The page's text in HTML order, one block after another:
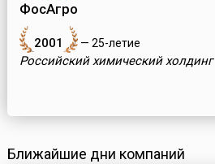
ФосАгро
2001 — 25-летие
Российский химический холдинг
Ближайшие дни компаний